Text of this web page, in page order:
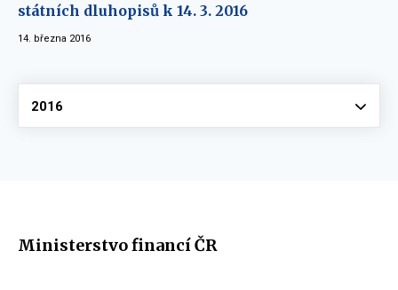
státních dluhopisů k 14. 3. 2016
14. března 2016
Vyberte
2016
Ministerstvo financí ČR